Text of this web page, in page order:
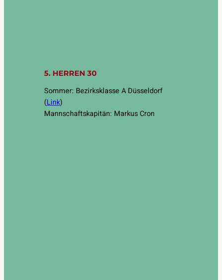
5. HERREN 30
Sommer: Bezirksklasse A Düsseldorf
(Link)
Mannschaftskapitän: Markus Cron